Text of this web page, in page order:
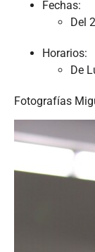
Fechas:
Del
Horarios:
De
Fotografías